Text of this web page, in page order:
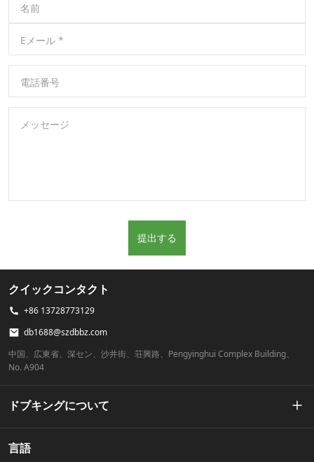
名前
Eメール *
電話番号
メッセージ
提出する
クイックコンタクト
+86 13728773129
db1688@szdbbz.com
中国、広東省、深セン、沙井街、荘興路、Pengyinghui Complex Building、
No. A904
ドブキングについて
私たちの物語
言語